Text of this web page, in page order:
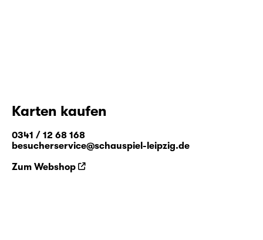
Karten kaufen
0341 / 12 68 168
besucherservice@schauspiel-leipzig.de
Zum Webshop